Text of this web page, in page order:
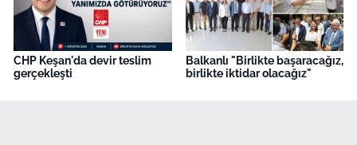
CHP Keşan'da devir teslim
gerçekleşti
Balkanlı "Birlikte başaracağız,
birlikte iktidar olacağız"